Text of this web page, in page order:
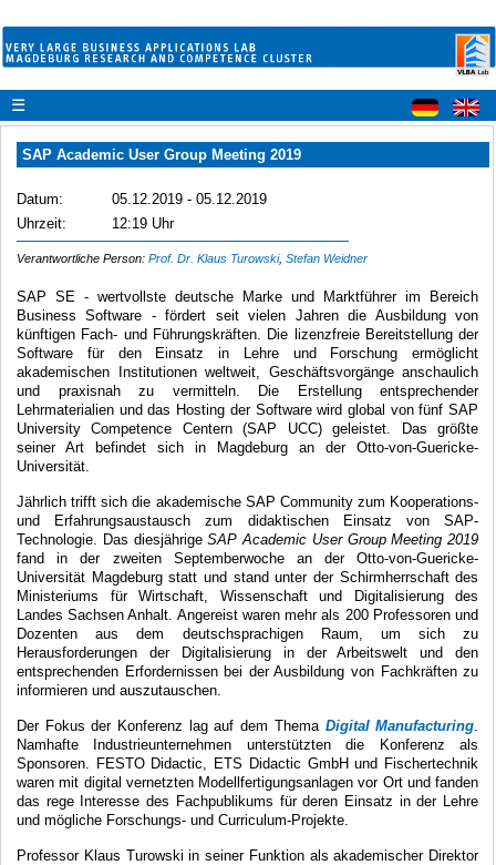
☰
SAP Academic User Group Meeting 2019
Datum:
05.12.2019 - 05.12.2019
Uhrzeit:
12:19 Uhr
Verantwortliche Person: Prof. Dr. Klaus Turowski, Stefan Weidner
SAP SE - wertvollste deutsche Marke und Marktführer im Bereich
Business Software - fördert seit vielen Jahren die Ausbildung von
künftigen Fach- und Führungskräften. Die lizenzfreie Bereitstellung der
Software für den Einsatz in Lehre und Forschung ermöglicht
akademischen Institutionen weltweit, Geschäftsvorgänge anschaulich
und praxisnah zu vermitteln. Die Erstellung entsprechender
Lehrmaterialien und das Hosting der Software wird global von fünf SAP
University Competence Centern (SAP UCC) geleistet. Das größte
seiner Art befindet sich in Magdeburg an der Otto-von-Guericke-
Universität.
Jährlich trifft sich die akademische SAP Community zum Kooperations-
und Erfahrungsaustausch zum didaktischen Einsatz von SAP-
Technologie. Das diesjährigeSAP Academic User Group Meeting 2019
fand in der zweiten Septemberwoche an der Otto-von-Guericke-
Universität Magdeburg statt und stand unter der Schirmherrschaft des
Ministeriums für Wirtschaft, Wissenschaft und Digitalisierung des
Landes Sachsen Anhalt. Angereist waren mehr als 200 Professoren und
Dozenten aus dem deutschsprachigen Raum, um sich zu
Herausforderungen der Digitalisierung in der Arbeitswelt und den
entsprechenden Erfordernissen bei der Ausbildung von Fachkräften zu
informieren und auszutauschen.
Der Fokus der Konferenz lag auf dem Thema Digital Manufacturing
Namhafte Industrieunternehmen unterstützten die Konferenz als
Sponsoren. FESTO Didactic, ETS Didactic GmbH und Fischertechnik
waren mit digital vernetzten Modellfertigungsanlagen vor Ort und fanden
das rege Interesse des Fachpublikums für deren Einsatz in der Lehre
und mögliche Forschungs- und Curriculum-Projekte.
Professor Klaus Turowski in seiner Funktion als akademischer Direktor